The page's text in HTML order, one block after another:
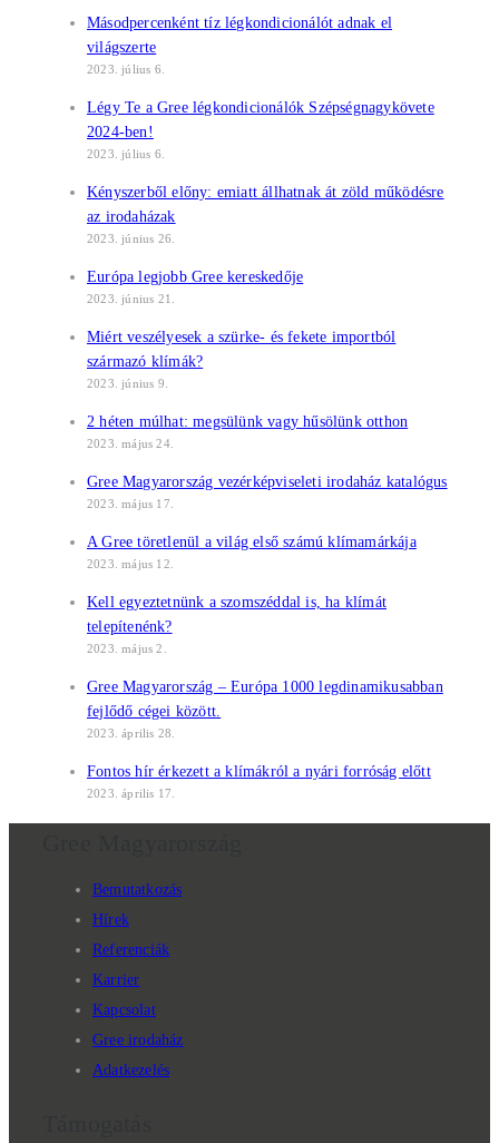
Másodpercenként tíz légkondicionálót adnak el
világszerte
2023. július 6.
Légy Te a Gree légkondicionálók Szépségnagykövete
2024-ben!
2023. július 6.
Kényszerből előny: emiatt állhatnak át zöld működésre
az irodaházak
2023. június 26.
Európa legjobb Gree kereskedője
2023. június 21.
Miért veszélyesek a szürke- és fekete importból
származó klímák?
2023. június 9.
2 héten múlhat: megsülünk vagy hűsölünk otthon
2023. május 24.
Gree Magyarország vezérképviseleti irodaház katalógus
2023. május 17.
A Gree töretlenül a világ első számú klímamárkája
2023. május 12.
Kell egyeztetnünk a szomszéddal is, ha klímát
telepítenénk?
2023. május 2.
Gree Magyarország – Európa 1000 legdinamikusabban
fejlődő cégei között.
2023. április 28.
Fontos hír érkezett a klímákról a nyári forróság előtt
2023. április 17.
Bemutatkozás
Hírek
Referenciák
Karrier
Kapcsolat
Gree irodaház
Adatkezelés